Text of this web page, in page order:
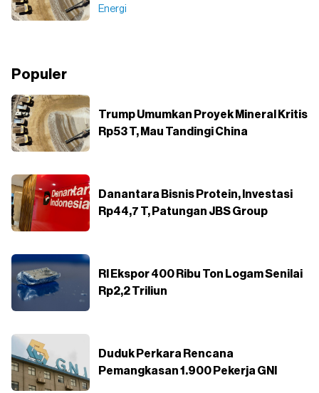
Energi
Populer
Trump Umumkan Proyek Mineral Kritis
Rp53 T, Mau Tandingi China
Danantara Bisnis Protein, Investasi
Rp44,7 T, Patungan JBS Group
RI Ekspor 400 Ribu Ton Logam Senilai
Rp2,2 Triliun
Duduk Perkara Rencana
Pemangkasan 1.900 Pekerja GNI